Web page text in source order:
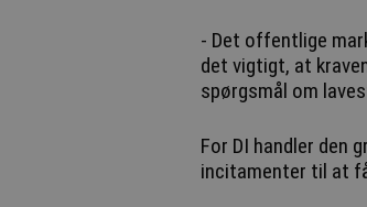
- Det offentlige
det vigtigt, at
spørgsmål om
For DI handler den
incitamenter til at